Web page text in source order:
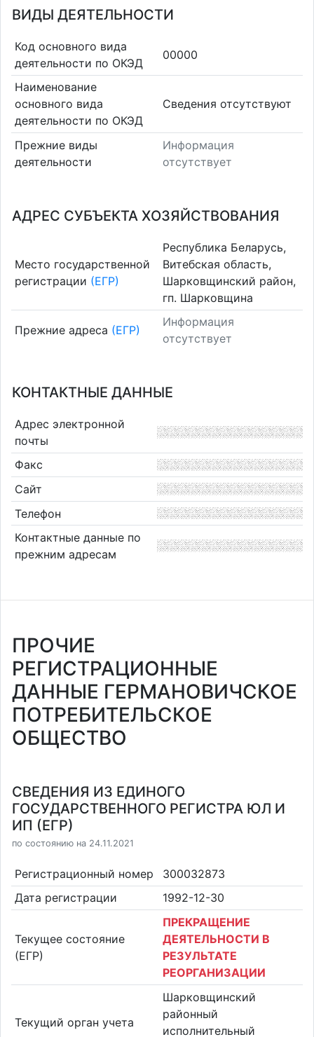
ВИДЫ ДЕЯТЕЛЬНОСТИ
Код основного вида
деятельности по ОКЭД
00000
Наименование
основного вида
деятельности по ОКЭД
Cведения отсутствуют
Прежние виды
деятельности
Информация
отсутствует
АДРЕС СУБЪЕКТА ХОЗЯЙСТВОВАНИЯ
Место государственной
регистрации (ЕГР)
Республика Беларусь,
Витебская область,
Шарковщинский район,
гп. Шарковщина
Прежние адреса (ЕГР)
Информация
отсутствует
КОНТАКТНЫЕ ДАННЫЕ
Адрес электронной
почты
Факс
Сайт
Телефон
Контактные данные по
прежним адресам
ПРОЧИЕ
РЕГИСТРАЦИОННЫЕ
ДАННЫЕ ГЕРМАНОВИЧСКОЕ
ПОТРЕБИТЕЛЬСКОЕ
ОБЩЕСТВО
СВЕДЕНИЯ ИЗ ЕДИНОГО
ГОСУДАРСТВЕННОГО РЕГИСТРА ЮЛ И
ИП (ЕГР)
по состоянию на 24.11.2021
Регистрационный номер
300032873
Дата регистрации
1992-12-30
Текущее состояние
(ЕГР)
ПРЕКРАЩЕНИЕ
ДЕЯТЕЛЬНОСТИ В
РЕЗУЛЬТАТЕ
РЕОРГАНИЗАЦИИ
Текущий орган учета
Шарковщинский
районный
исполнительный